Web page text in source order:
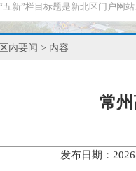
区内要闻 > 内容
常
发布日期：